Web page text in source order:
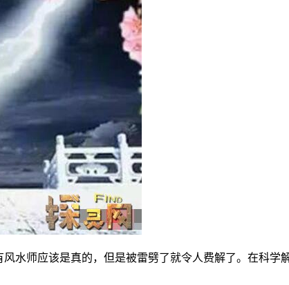
水师应该是真的，但是被雷劈了就令人费解了。在科